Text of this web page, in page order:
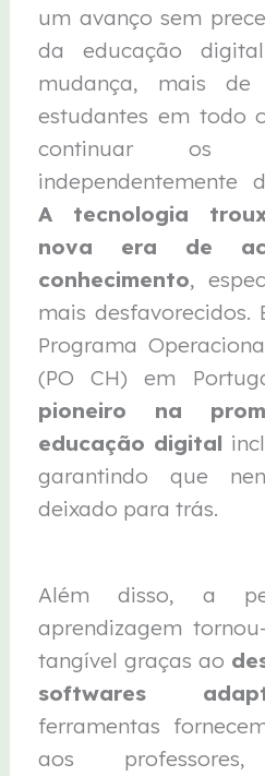
um avanço sem
da educação
mudança, mais
estudantes em todo
continuar os
independentemente
A tecnologia
nova era de
conhecimento,
mais desfavorecidos.
Programa
(PO CH) em
pioneiro na
educação digital
garantindo que
deixado para trás.
Além disso, a
aprendizagem
tangível graças ao
softwares
ferramentas
aos professores,